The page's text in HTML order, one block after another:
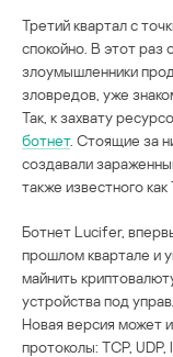
Третий квартал с
спокойно. В этот раз
злоумышленники
зловредов, уже
Так, к захвату
ботнет. Стоящие за
создавали
также известного
Ботнет Lucifer,
прошлом квартале и
майнить
устройства под
Новая версия может
протоколы: TCP,